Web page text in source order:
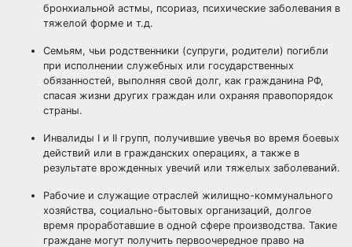
бронхиальной астмы, псориаз, психические заболевания в
тяжелой форме и т.д.
Семьям, чьи родственники (супруги, родители) погибли
при исполнении служебных или государственных
обязанностей, выполняя свой долг, как гражданина РФ,
спасая жизни других граждан или охраняя правопорядок
страны.
Инвалиды I и II групп, получившие увечья во время боевых
действий или в гражданских операциях, а также в
результате врожденных увечий или тяжелых заболеваний.
Рабочие и служащие отраслей жилищно-коммунального
хозяйства, социально-бытовых организаций, долгое
время проработавшие в одной сфере производства. Такие
граждане могут получить первоочередное право на